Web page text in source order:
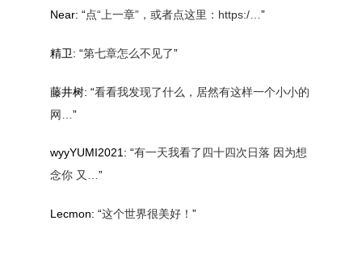
Near: “点“上一章”，或者点这里：https:/…”
精卫: “第七章怎么不见了”
藤井树: “看看我发现了什么，居然有这样一个小小的
网…”
wyyYUMI2021: “有一天我看了四十四次日落 因为想
念你 又…”
Lecmon: “这个世界很美好！”